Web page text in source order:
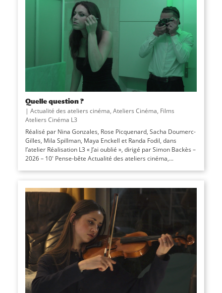
Quelle question ?
| Actualité des ateliers cinéma, Ateliers Cinéma, Films
Ateliers Cinéma L3
Réalisé par Nina Gonzales, Rose Picquenard, Sacha Doumerc-
Gilles, Mila Spillman, Maya Enckell et Randa Fodil, dans
l’atelier Réalisation L3 « J’ai oublié », dirigé par Simon Backès –
2026 – 10′ Pense-bête Actualité des ateliers cinéma,...